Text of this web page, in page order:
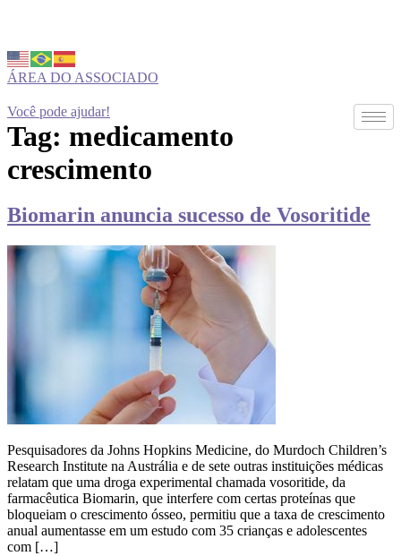
ÁREA DO ASSOCIADO
Você pode ajudar!
Tag: medicamento
crescimento
Biomarin anuncia sucesso de Vosoritide
Pesquisadores da Johns Hopkins Medicine, do Murdoch Children’s
Research Institute na Austrália e de sete outras instituições médicas
relatam que uma droga experimental chamada vosoritide, da
farmacêutica Biomarin, que interfere com certas proteínas que
bloqueiam o crescimento ósseo, permitiu que a taxa de crescimento
anual aumentasse em um estudo com 35 crianças e adolescentes
com […]